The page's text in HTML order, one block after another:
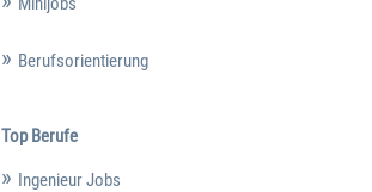
Berufsorientierung
Top Berufe
Ingenieur Jobs